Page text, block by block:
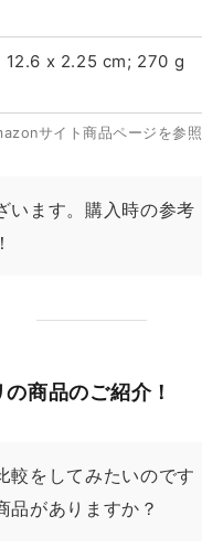
12.6 x 2.25 cm; 270 g
サイト商品ページを参照
います。購入時の参考
商品のご紹介！
較をしてみたいのです
品がありますか？